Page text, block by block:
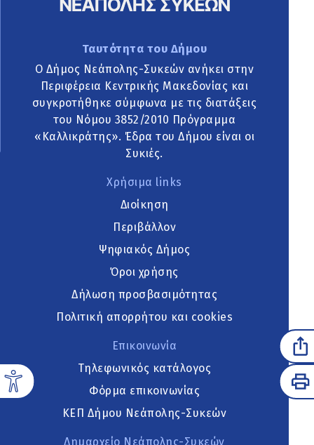
Ταυτότητα του Δήμου
Ο Δήμος Νεάπολης-Συκεών ανήκει στην
Περιφέρεια Κεντρικής Μακεδονίας και
συγκροτήθηκε σύμφωνα με τις διατάξεις
του Νόμου 3852/2010 Πρόγραμμα
«Καλλικράτης». Έδρα του Δήμου είναι οι
Συκιές.
Χρήσιμα links
Διοίκηση
Περιβάλλον
Ψηφιακός Δήμος
Όροι χρήσης
Δήλωση προσβασιμότητας
Πολιτική απορρήτου και cookies
Επικοινωνία
Τηλεφωνικός κατάλογος
Φόρμα επικοινωνίας
ΚΕΠ Δήμου Νεάπολης-Συκεών
Δημαρχείο Νεάπολης-Συκεών